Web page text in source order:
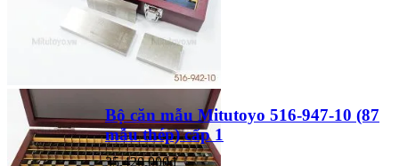
Bộ căn mẫu Mitutoyo 516-947-10 (87
mẫu thép) cấp 1
35,420,000đ